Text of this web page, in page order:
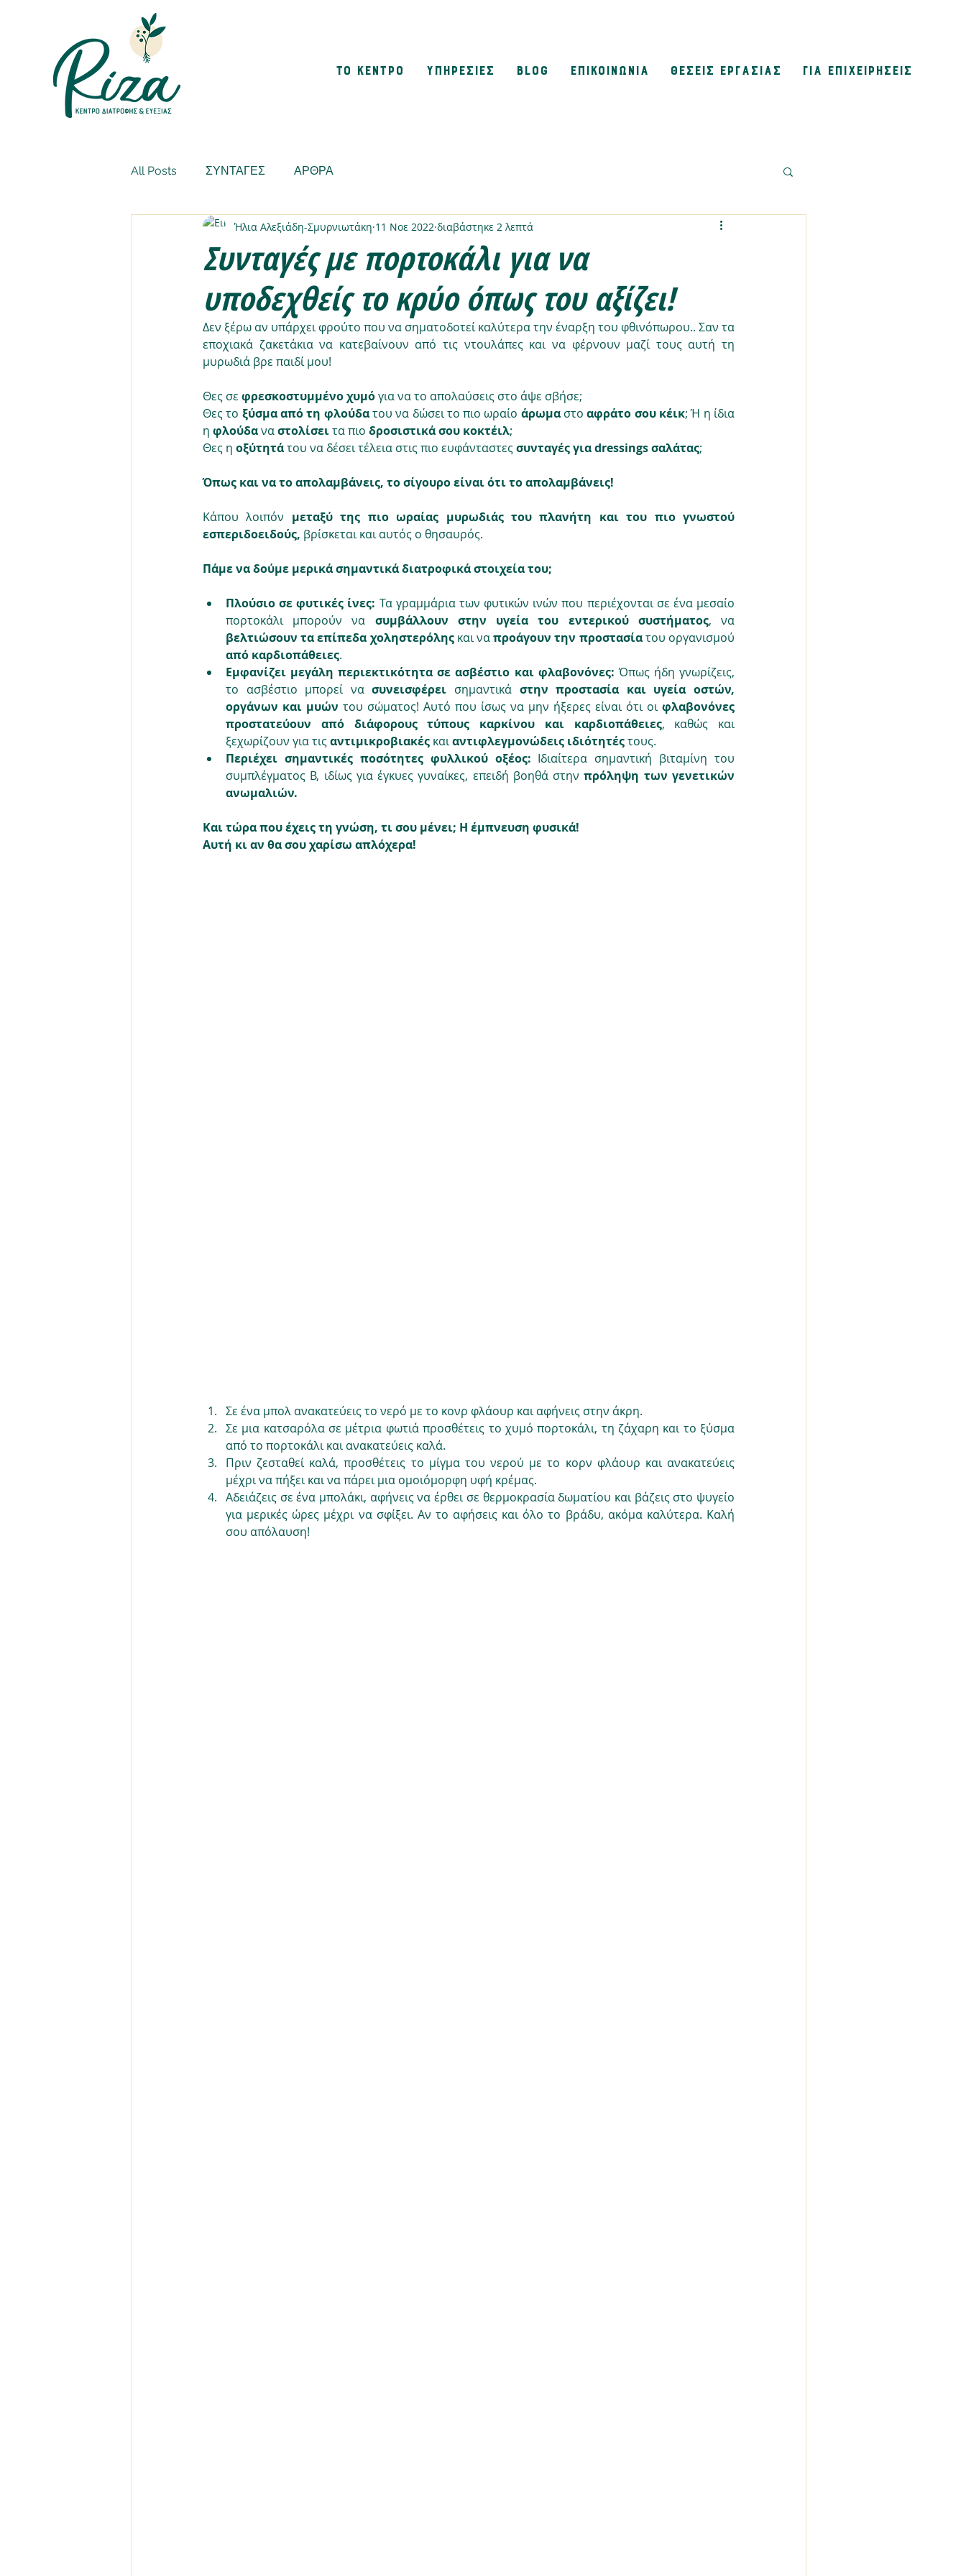
ΤΟ ΚΕΝΤΡΟ ΥΠΗΡΕΣΙΕΣ BLOG ΕΠΙΚΟΙΝΩΝΙΑ ΘΕΣΕΙΣ ΕΡΓΑΣΙΑΣ ΓΙΑ ΕΠΙΧΕΙΡΗΣΕΙΣ
All Posts ΣΥΝΤΑΓΕΣ ΑΡΘΡΑ
Συνταγές με πορτοκάλι για να
υποδεχθείς το κρύο όπως του αξίζει!
Ήλια Αλεξιάδη-Σμυρνιωτάκη 11 Νοε 2022 διαβάστηκε 2 λεπτά
Δεν ξέρω αν υπάρχει φρούτο που να σηματοδοτεί καλύτερα την έναρξη του φθινόπωρου.. Σαν τα
εποχιακά ζακετάκια να κατεβαίνουν από τις ντουλάπες και να φέρνουν μαζί τους αυτή τη
μυρωδιά βρε παιδί μου!
Θες σε φρεσκοστυμμένο χυμό για να το απολαύσεις στο άψε σβήσε;
Θες το ξύσμα από τη φλούδα του να δώσει το πιο ωραίο άρωμα στο αφράτο σου κέικ; Ή η ίδια
η φλούδα να στολίσει τα πιο δροσιστικά σου κοκτέιλ;
Θες η οξύτητά του να δέσει τέλεια στις πιο ευφάνταστες συνταγές για dressings σαλάτας;
Όπως και να το απολαμβάνεις, το σίγουρο είναι ότι το απολαμβάνεις!
Κάπου λοιπόν μεταξύ της πιο ωραίας μυρωδιάς του πλανήτη και του πιο γνωστού
εσπεριδοειδούς, βρίσκεται και αυτός ο θησαυρός.
Πάμε να δούμε μερικά σημαντικά διατροφικά στοιχεία του;
Πλούσιο σε φυτικές ίνες: Τα γραμμάρια των φυτικών ινών που περιέχονται σε ένα μεσαίο
πορτοκάλι μπορούν να συμβάλλουν στην υγεία του εντερικού συστήματος
βελτιώσουν τα επίπεδα χοληστερόλης και να προάγουν την προστασία
από καρδιοπάθειες.
Εμφανίζει μεγάλη περιεκτικότητα σε ασβέστιο και φλαβονόνες: Όπως ήδη γνωρίζεις,
το ασβέστιο μπορεί να συνεισφέρει σημαντικά στην προστασία και υγεία οστών,
οργάνων και μυών του σώματος! Αυτό που ίσως να μην ήξερες είναι ότι οι φλαβονόνες
προστατεύουν από διάφορους τύπους καρκίνου και καρδιοπάθειες, καθώς και
ξεχωρίζουν για τις αντιμικροβιακές και αντιφλεγμονώδεις ιδιότητές τους.
Περιέχει σημαντικές ποσότητες φυλλικού οξέος: Ιδιαίτερα σημαντική βιταμίνη του
συμπλέγματος Β, ιδίως για έγκυες γυναίκες, επειδή βοηθά στην πρόληψη των γενετικών
ανωμαλιών.
Και τώρα που έχεις τη γνώση, τι σου μένει; Η έμπνευση φυσικά!
Αυτή κι αν θα σου χαρίσω απλόχερα!
Σε ένα μπολ ανακατεύεις το νερό με το κονρ φλάουρ και αφήνεις στην άκρη.
Σε μια κατσαρόλα σε μέτρια φωτιά προσθέτεις το χυμό πορτοκάλι, τη ζάχαρη και το ξύσμα
από το πορτοκάλι και ανακατεύεις καλά.
Πριν ζεσταθεί καλά, προσθέτεις το μίγμα του νερού με το κορν φλάουρ και ανακατεύεις
μέχρι να πήξει και να πάρει μια ομοιόμορφη υφή κρέμας.
Αδειάζεις σε ένα μπολάκι, αφήνεις να έρθει σε θερμοκρασία δωματίου και βάζεις στο ψυγείο
για μερικές ώρες μέχρι να σφίξει. Αν το αφήσεις και όλο το βράδυ, ακόμα καλύτερα. Καλή
σου απόλαυση!